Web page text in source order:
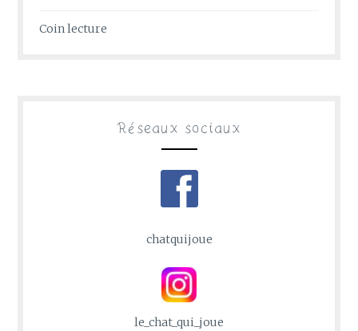
Coin lecture
Réseaux sociaux
chatquijoue
le_chat_qui_joue